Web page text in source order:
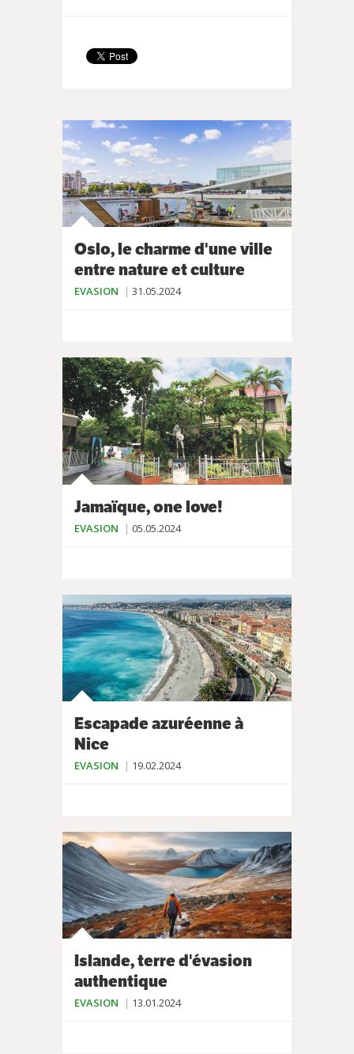
Oslo, le charme d'une ville
entre nature et culture
EVASION 31.05.2024
Jamaïque, one love!
EVASION 05.05.2024
Escapade azuréenne à
Nice
EVASION 19.02.2024
Islande, terre d'évasion
authentique
EVASION 13.01.2024